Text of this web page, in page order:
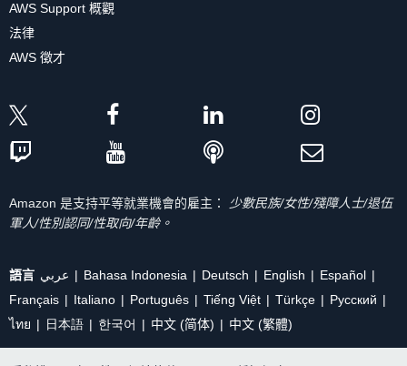
AWS Support 概觀
法律
AWS 徵才
Amazon 是支持平等就業機會的雇主：
少數民族/女性/殘障人士/退伍
軍人/性別認同/性取向/年齡。
語言 عربي Bahasa Indonesia Deutsch English
Español
Français
Italiano Português Tiếng Việt Türkçe
Ρусский
ไทย
日本語 한국어 中文 (简体) 中文 (繁體)